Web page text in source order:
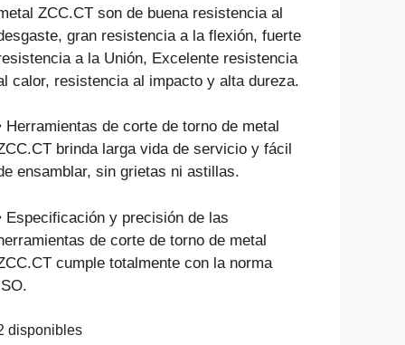
era:
$160.546.
es:
$115.594.
ZCC.CT son de buena resistencia al
gran resistencia a la flexión, fuerte
a la Unión, Excelente resistencia
calor, resistencia al impacto y alta dureza.
Herramientas de corte de torno de metal
brinda larga vida de servicio y fácil
ensamblar, sin grietas ni astillas.
Especificación y precisión de las
de corte de torno de metal
cumple totalmente con la norma
disponibles